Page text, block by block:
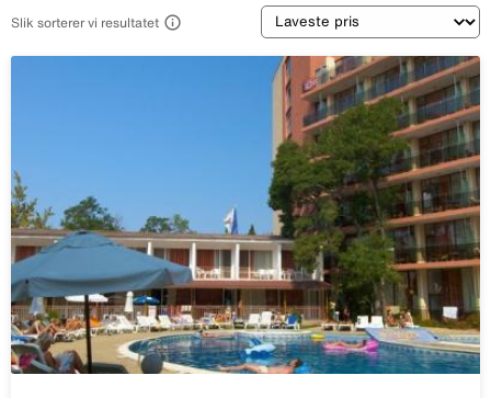
Slik sorterer vi resultatet  Sortering